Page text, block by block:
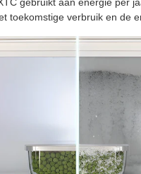
gebruikt aan energie per
toekomstige verbruik en de